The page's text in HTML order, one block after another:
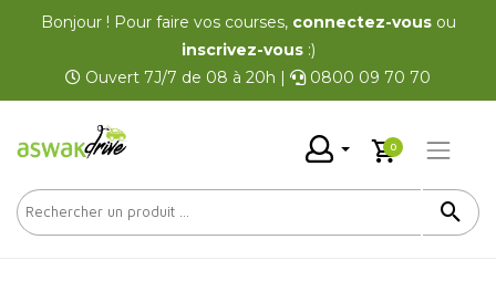
Bonjour ! Pour faire vos courses, connectez-vousou
inscrivez-vous:)
Ouvert 7J/7 de 08 à 20h |
0800 09 70 70
0